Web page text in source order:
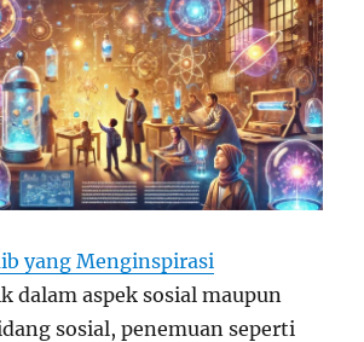
yang Menginspirasi
dalam aspek sosial maupun
sosial, penemuan seperti